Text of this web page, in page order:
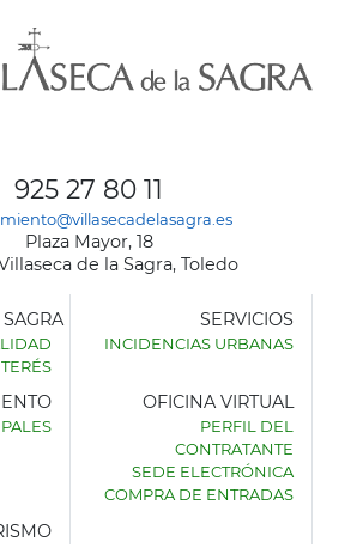
925 27 80 11
Plaza Mayor, 18
de la Sagra, Toledo
SERVICIOS
INCIDENCIAS URBANAS
OFICINA VIRTUAL
PERFIL DEL
CONTRATANTE
SEDE ELECTRÓNICA
COMPRA DE ENTRADAS